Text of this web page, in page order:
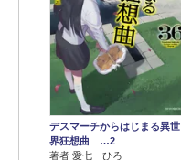
デスマーチからはじまる異世
界狂想曲 …2
著者 愛七 ひろ